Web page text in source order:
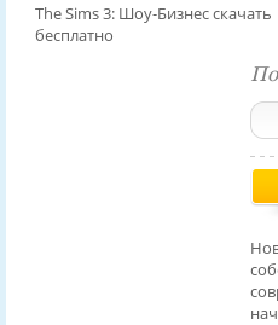
The Sims 3: Шоу-Бизнес скачать
бесплатно